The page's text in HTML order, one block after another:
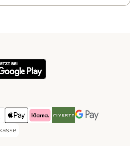
Method
Payment Method
Apple Pay Payment Method
Klarna Payment Method
Riverty Payment Method
Google Pay
Method
Payment Method